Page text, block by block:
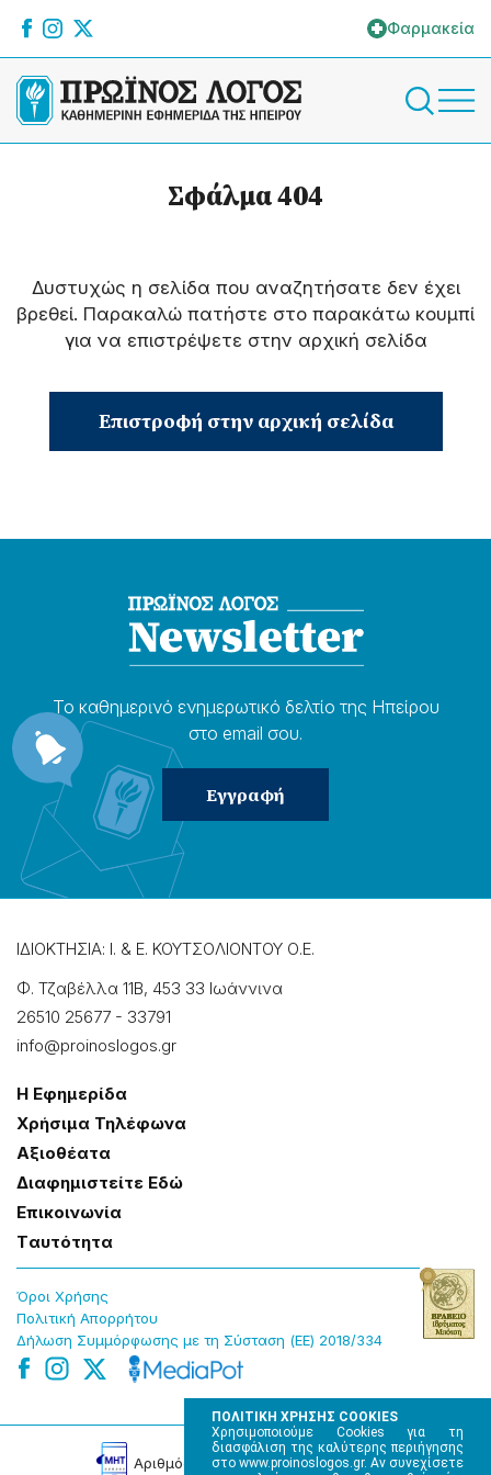
ΠΟΛΙΤΙΚΗ ΧΡΗΣΗΣ COOKIES
Χρησιμοποιούμε Cookies για τη
διασφάλιση της καλύτερης περιήγησης
στο www.proinoslogos.gr. Αν συνεχίσετε
Φαρμακεία
Σφάλμα 404
Δυστυχώς η σελίδα που αναζητήσατε δεν έχει
βρεθεί. Παρακαλώ πατήστε στο παρακάτω κουμπί
για να επιστρέψετε στην αρχική σελίδα
Επιστροφή στην αρχική σελίδα
Το καθημερɩνό ενημερωτɩκό δελτίο της Ηπείρου
στο email σου.
ΙΔΙΟΚΤΗΣΙΑ: Ι. & Ε. ΚΟΥΤΣΟΛΙΟΝΤΟΥ Ο.Ε.
Φ. Τζαβέλλα 11Β, 453 33 Ιωάννɩνα
26510 25677 - 33791
info@proinoslogos.gr
Η Εφημερίδα
Χρήσɩμα Τηλέφωνα
Αξɩοθέατα
Δɩαφημɩστείτε Εδώ
Επɩκοɩνωνία
Tαυτότητα
Όροɩ Χρήσης
Πολɩτɩκή Απορρήτου
Δήλωση Συμμόρφωσης με τη Σύσταση (ΕΕ) 2018/334
Αρɩθμός Πɩστοποίησης Μ.Η.Τ. 220242